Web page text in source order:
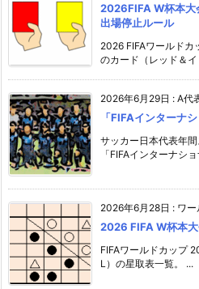
2026FIFA W杯本大
出場停止ルール
2026 FIFAワールドカ
のカード（レッド＆イ
2026年6月29日 : A代
「FIFAインターナ
サッカー日本代表年
「FIFAインターナシ
2026年6月28日 : ワ
2026 FIFA W杯本
FIFAワールドカップ
L）の星取表一覧。 ...